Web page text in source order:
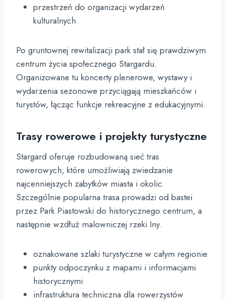
przestrzeń do organizacji wydarzeń
kulturalnych
Po gruntownej rewitalizacji park stał się prawdziwym
centrum życia społecznego Stargardu.
Organizowane tu koncerty plenerowe, wystawy i
wydarzenia sezonowe przyciągają mieszkańców i
turystów, łącząc funkcje rekreacyjne z edukacyjnymi.
Trasy rowerowe i projekty turystyczne
Stargard oferuje rozbudowaną sieć tras
rowerowych, które umożliwiają zwiedzanie
najcenniejszych zabytków miasta i okolic.
Szczególnie popularna trasa prowadzi od bastei
przez Park Piastowski do historycznego centrum, a
następnie wzdłuż malowniczej rzeki Iny.
oznakowane szlaki turystyczne w całym regionie
punkty odpoczynku z mapami i informacjami
historycznymi
infrastruktura techniczna dla rowerzystów